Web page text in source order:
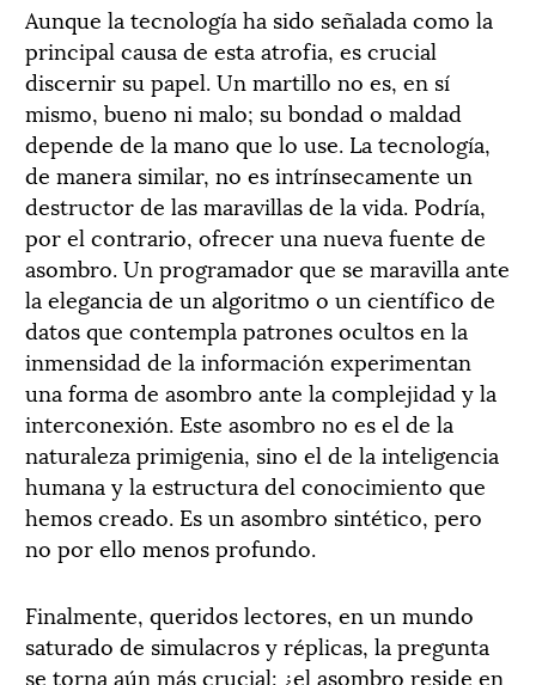
Aunque la tecnología ha sido señalada como la
principal causa de esta atrofia, es crucial
discernir su papel. Un martillo no es, en sí
mismo, bueno ni malo; su bondad o maldad
depende de la mano que lo use. La tecnología,
de manera similar, no es intrínsecamente un
destructor de las maravillas de la vida. Podría,
por el contrario, ofrecer una nueva fuente de
asombro. Un programador que se maravilla ante
la elegancia de un algoritmo o un científico de
datos que contempla patrones ocultos en la
inmensidad de la información experimentan
una forma de asombro ante la complejidad y la
interconexión. Este asombro no es el de la
naturaleza primigenia, sino el de la inteligencia
humana y la estructura del conocimiento que
hemos creado. Es un asombro sintético, pero
no por ello menos profundo.
Finalmente, queridos lectores, en un mundo
saturado de simulacros y réplicas, la pregunta
se torna aún más crucial: ¿el asombro reside en